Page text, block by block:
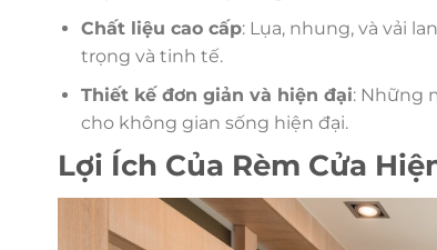
Chất liệu cao cấp: Lụa, nhung, và vải
trọng và tinh tế.
Thiết kế đơn giản và hiện đại: Những
cho không gian sống hiện đại.
Lợi Ích Của Rèm Cửa